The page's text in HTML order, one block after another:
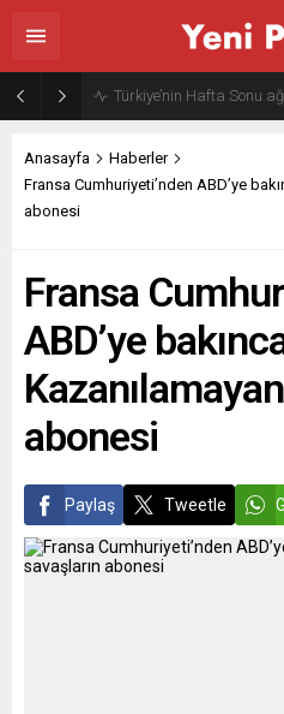
Gazze’nin geleceği:
Anasayfa
Haberler
Fransa Cumhuriyeti’nden ABD’ye
abonesi
Fransa
ABD’ye
abonesi
Paylaş Tweetle